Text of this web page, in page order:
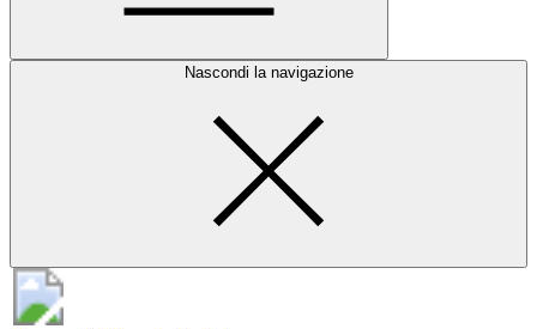
Nascondi la navigazione